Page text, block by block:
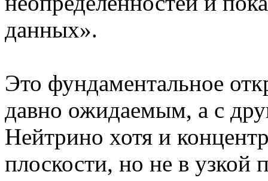
данных».
Это фундаментальное
давно ожидаемым, а с
Нейтрино хотя и
плоскости, но не в узкой